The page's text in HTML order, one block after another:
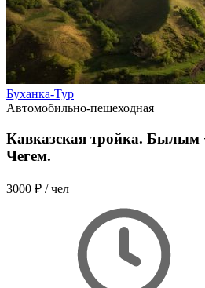
Буханка-Тур
Автомобильно-пешеходная
Кавказская тройка. Былым
Чегем.
3000 ₽ / чел